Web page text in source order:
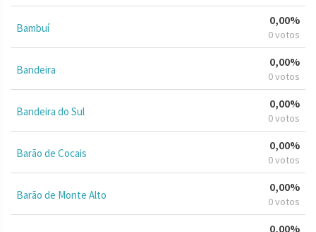
Bambuí
0,00%
0 votos
Bandeira
0,00%
0 votos
Bandeira do Sul
0,00%
0 votos
Barão de Cocais
0,00%
0 votos
Barão de Monte Alto
0,00%
0 votos
0,00%